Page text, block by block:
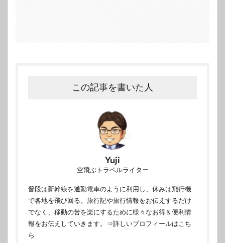
この記事を書いた人
Yuji
空飛ぶトラベルライター
普段は新幹線を通勤電車のように利用し、休みは飛行機
で各地を飛び回る。旅行記や旅行情報をお伝えするだけ
でなく、移動の苦を楽にするために様々なお得＆便利情
報をお伝えしていきます。 ⇒詳しいプロフィールはこち
ら